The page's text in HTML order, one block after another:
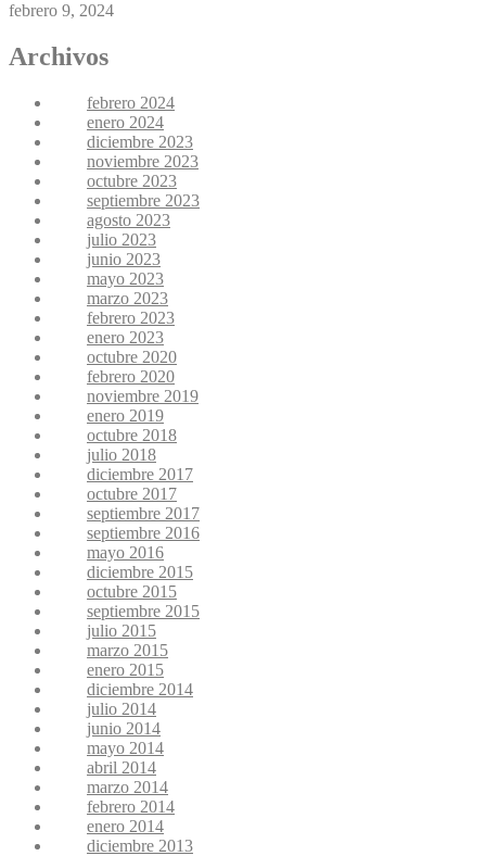
febrero 9, 2024
Archivos
febrero 2024
enero 2024
diciembre 2023
noviembre 2023
octubre 2023
septiembre 2023
agosto 2023
julio 2023
junio 2023
mayo 2023
marzo 2023
febrero 2023
enero 2023
octubre 2020
febrero 2020
noviembre 2019
enero 2019
octubre 2018
julio 2018
diciembre 2017
octubre 2017
septiembre 2017
septiembre 2016
mayo 2016
diciembre 2015
octubre 2015
septiembre 2015
julio 2015
marzo 2015
enero 2015
diciembre 2014
julio 2014
junio 2014
mayo 2014
abril 2014
marzo 2014
febrero 2014
enero 2014
diciembre 2013